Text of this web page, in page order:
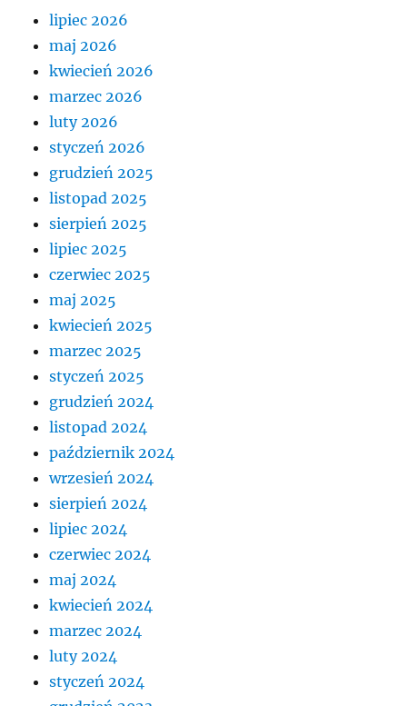
lipiec 2026
maj 2026
kwiecień 2026
marzec 2026
luty 2026
styczeń 2026
grudzień 2025
listopad 2025
sierpień 2025
lipiec 2025
czerwiec 2025
maj 2025
kwiecień 2025
marzec 2025
styczeń 2025
grudzień 2024
listopad 2024
październik 2024
wrzesień 2024
sierpień 2024
lipiec 2024
czerwiec 2024
maj 2024
kwiecień 2024
marzec 2024
luty 2024
styczeń 2024